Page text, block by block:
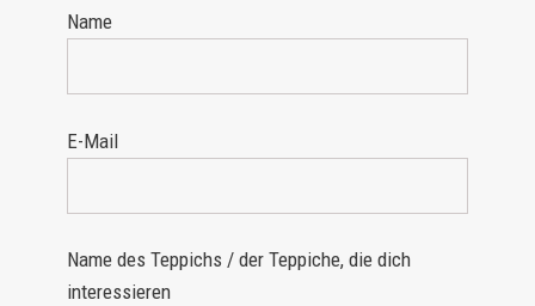
Name
E-Mail
Name des Teppichs / der Teppiche, die dich
interessieren